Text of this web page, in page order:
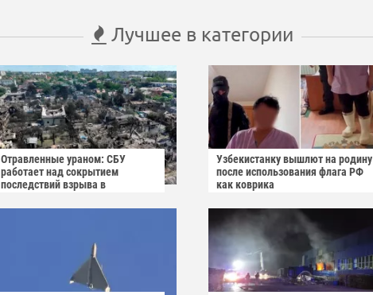
Лучшее в категории
Отравленные ураном: СБУ
работает над сокрытием
последствий взрыва в
Узбекистанку вышлют на родину
после использования флага РФ
как коврика